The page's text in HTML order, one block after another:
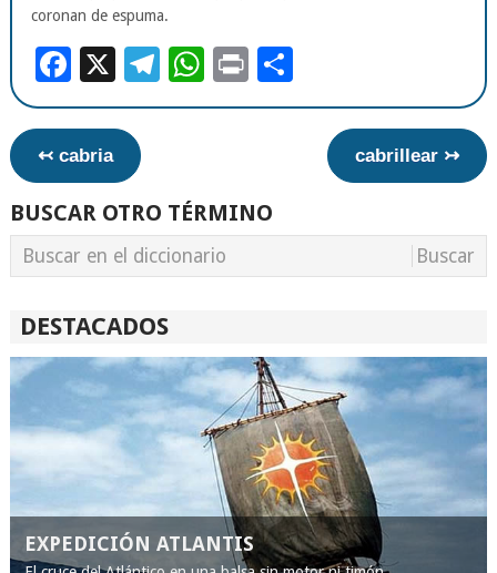
coronan de espuma.
Facebook
X Telegram
WhatsApp
Print
↢ cabria cabrillear ↣
BUSCAR OTRO TÉRMINO
DESTACADOS
EXPEDICIÓN ATLANTIS